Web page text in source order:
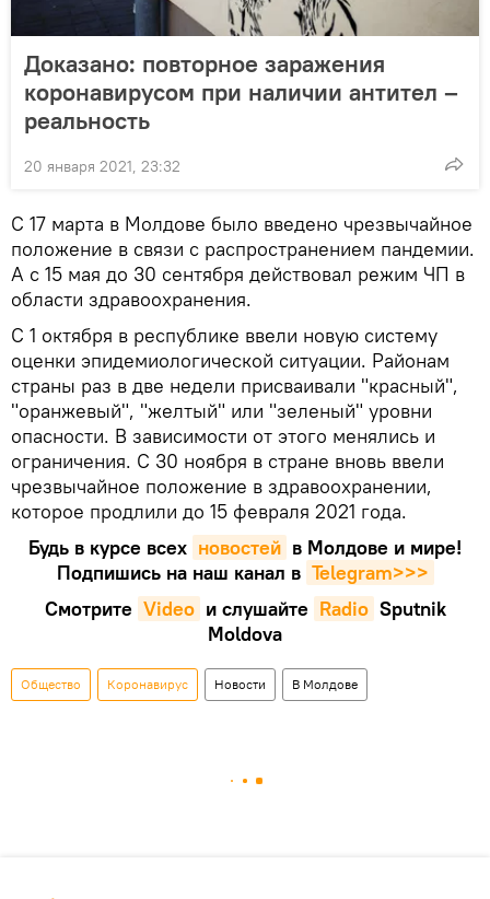
Доказано: повторное заражения
коронавирусом при наличии антител –
реальность
20 января 2021, 23:32
С 17 марта в Молдове было введено чрезвычайное
положение в связи с распространением пандемии.
А с 15 мая до 30 сентября действовал режим ЧП в
области здравоохранения.
С 1 октября в республике ввели новую систему
оценки эпидемиологической ситуации. Районам
страны раз в две недели присваивали "красный",
"оранжевый", "желтый" или "зеленый" уровни
опасности. В зависимости от этого менялись и
ограничения. С 30 ноября в стране вновь ввели
чрезвычайное положение в здравоохранении,
которое продлили до 15 февраля 2021 года.
Будь в курсе всех новостей в Молдове и мире!
Подпишись на наш канал в Telegram>>>
Смотрите Video и слушайте Radio Sputnik
Moldova
Общество Коронавирус Новости В Молдове